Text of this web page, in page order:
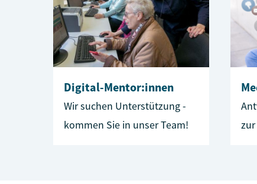
Digital-Mentor:innen
Wir suchen Unterstützung -
kommen Sie in unser Team!